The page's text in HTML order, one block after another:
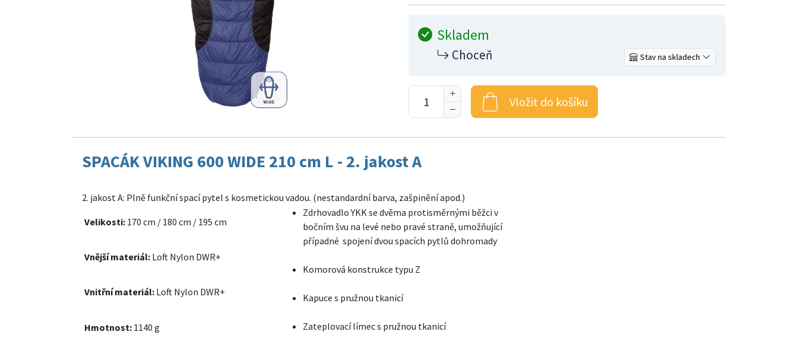
Skladem
Choceň Stav na skladech
Vložit do košíku
SPACÁK VIKING 600 WIDE 210 cm L - 2. jakost A
2. jakost A: Plně funkční spací pytel s kosmetickou vadou. (nestandardní barva, zašpinění apod.)
Velikosti: 170 cm / 180 cm / 195 cm
Zdrhovadlo YKK se dvěma protisměrnými běžci v
bočním švu na levé nebo pravé straně, umožňující
případné spojení dvou spacích pytlů dohromady
Komorová konstrukce typu Z
Kapuce s pružnou tkanicí
Zateplovací límec s pružnou tkanicí
Vnější materiál: Loft Nylon DWR+
Vnitřní materiál: Loft Nylon DWR+
Hmotnost: 1140 g